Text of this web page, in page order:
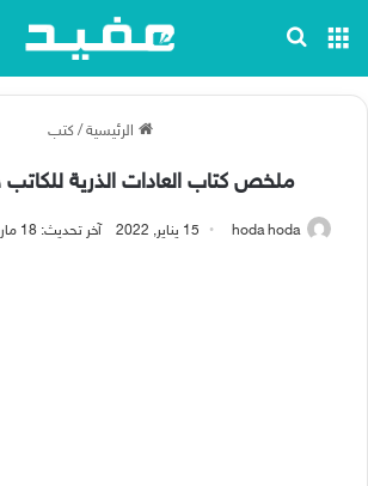
القائمة
الرئيسية/كتب
ملخص كتاب العادات الذرية
hoda hoda 15 يناير, 2022 آخر تحديث: 18 مارس, 2024